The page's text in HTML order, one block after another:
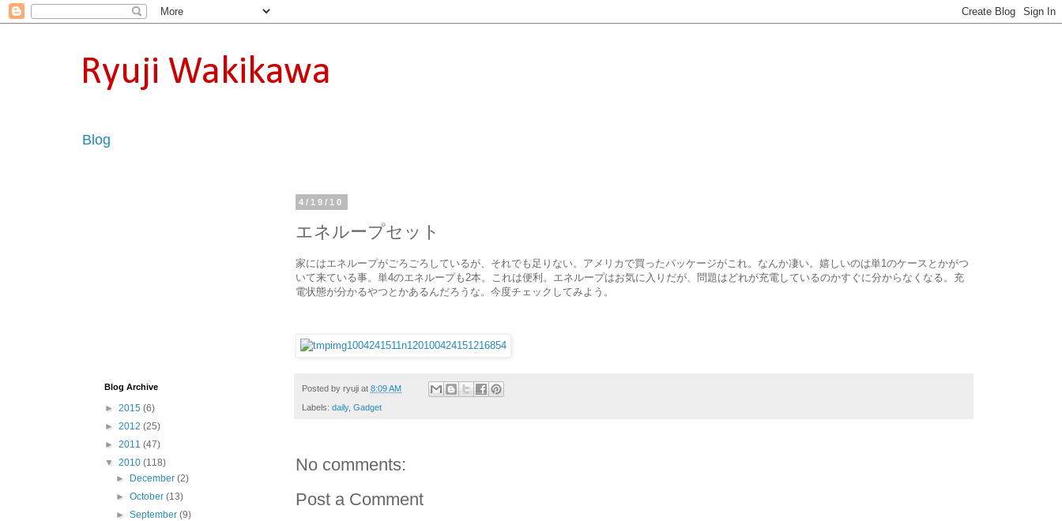
Ryuji Wakikawa
Blog
4/19/10
エネループセット
家にはエネループがごろごろしているが、それでも足りない。アメリカで買ったパッケージがこれ。なんか凄い。嬉しいのは単1のケースとかがつ
いて来ている事。単4のエネループも2本。これは便利。エネループはお気に入りだが、問題はどれが充電しているのかすぐに分からなくなる。充
電状態が分かるやつとかあるんだろうな。今度チェックしてみよう。
Posted by ryuji at 8:09 AM
Labels: daily, Gadget
No comments:
Post a Comment
Blog Archive
► 2015 (6)
► 2012 (25)
► 2011 (47)
▼ 2010 (118)
►
December(2)
►October(13)
►September(9)